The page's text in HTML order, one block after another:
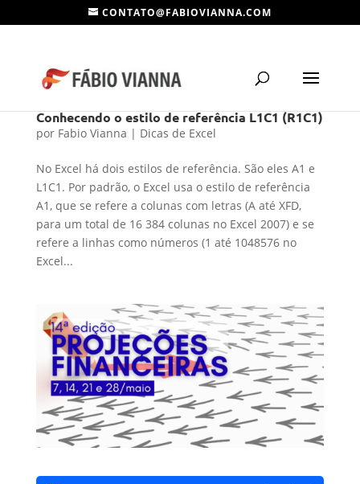
CONTATO@FABIOVIANNA.COM
Conhecendo o estilo de referência L1C1 (R1C1)
por Fabio Vianna | Dicas de Excel
No Excel há dois estilos de referência. São eles A1 e
L1C1. Por padrão, o Excel usa o estilo de referência
A1, que se refere a colunas com letras (A até XFD,
para um total de 16 384 colunas no Excel 2007) e se
refere a linhas como números (1 até 1048576 no
Excel...